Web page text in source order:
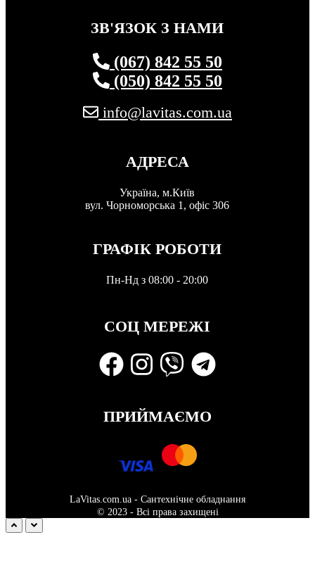
ЗВ'ЯЗОК З НАМИ
(067) 842 55 50
(050) 842 55 50
info@lavitas.com.ua
АДРЕСА
Україна, м.Київ
вул. Чорноморська 1, офіс 306
ГРАФІК РОБОТИ
Пн-Нд з 08:00 - 20:00
СОЦ МЕРЕЖІ
ПРИЙМАЄМО
LaVitas.com.ua - Сантехнічне обладнання
© 2023 - Всі права захищені